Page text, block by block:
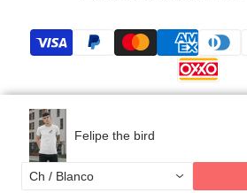
Felipe the bird
Ch / Blanco